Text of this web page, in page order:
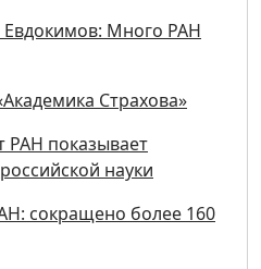
Евдокимов: Много РАН
Страхова»
показывает
науки
сокращено более 160